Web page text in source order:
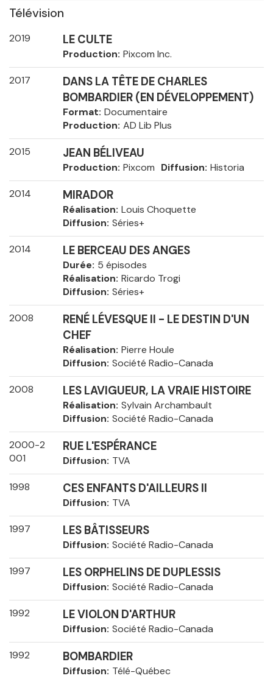
Télévision
2019 LE CULTE
Production Pixcom Inc.
2017
DANS LA TÊTE DE CHARLES
BOMBARDIER (EN DÉVELOPPEMENT)
Format Documentaire
Production AD Lib Plus
2015 JEAN BÉLIVEAU
Production Pixcom Diffusion Historia
2014 MIRADOR
Réalisation Louis Choquette
Diffusion Séries+
2014 LE BERCEAU DES ANGES
Durée 5 épisodes
Réalisation Ricardo Trogi
Diffusion Séries+
2008
RENÉ LÉVESQUE II - LE DESTIN D'UN
CHEF
Réalisation Pierre Houle
Diffusion Société Radio-Canada
2008 LES LAVIGUEUR, LA VRAIE HISTOIRE
Réalisation Sylvain Archambault
Diffusion Société Radio-Canada
2000-2
001
RUE L'ESPÉRANCE
Diffusion TVA
1998 CES ENFANTS D'AILLEURS II
Diffusion TVA
1997 LES BÂTISSEURS
Diffusion Société Radio-Canada
1997 LES ORPHELINS DE DUPLESSIS
Diffusion Société Radio-Canada
1992 LE VIOLON D'ARTHUR
Diffusion Société Radio-Canada
1992 BOMBARDIER
Diffusion Télé-Québec